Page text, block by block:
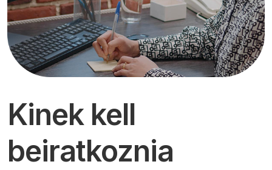
Kinek kell
beiratkoznia